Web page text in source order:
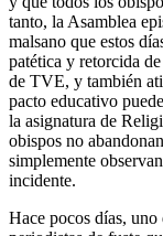
tanto, la Asamblea
malsano que estos
patética y retorcida
de TVE, y también
pacto educativo
la asignatura de
obispos no
simplemente
incidente.
Hace pocos días, uno